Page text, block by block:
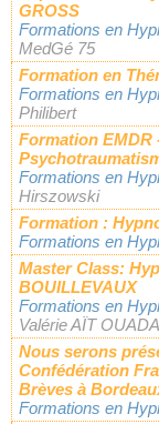
GROSS
Formations en
MedGé 75
Formation en
Formations en
Philibert
Formation EMDR
Formations en
Hirszowski
Formation :
Formations en
Master Class:
BOUILLEVAUX
Formations en
Valérie AÏT OUADA
Nous serons
Confédération
Brèves à
Formations en